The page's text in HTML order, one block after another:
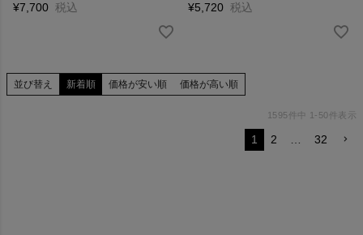
¥7,700 税込
¥5,720 税込
並び替え 新着順 価格が安い順 価格が高い順
1595 件中 1 - 50件表示
1 2 32